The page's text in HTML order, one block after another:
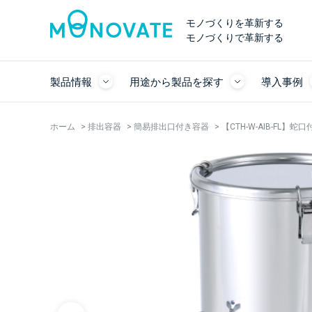
モノづくりを革新する
モノづくりで革新する
製品情報 用途から製品を探す 導入事例
ホーム > 排出容器 > 簡易排出口付き容器 > 【CTH-W-AIB-FL】蛇